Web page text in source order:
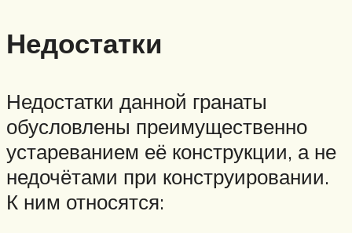
Недостатки
Недостатки данной гранаты
обусловлены преимущественно
устареванием её конструкции, а не
недочётами при конструировании.
К ним относятся: